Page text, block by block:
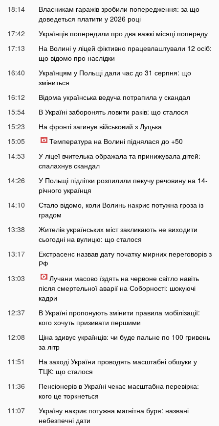
18:14
Власникам гаражів зробили попередження: за що
доведеться платити у 2026 році
17:42
Українців попередили про два важкі місяці попереду
17:13
На Волині у ліцей фіктивно працевлаштували 12 осіб:
що відомо про наслідки
16:40
Українцям у Польщі дали час до 31 серпня: що
зміниться
16:12
Відома українська ведуча потрапила у скандал
15:54
В Україні заборонять ловити раків: що сталося
15:23
На фронті загинув військовий з Луцька
15:05
Температура на Волині піднялася до +50
14:53
У ліцеї вчителька ображала та принижувала дітей:
спалахнув скандал
14:26
У Польщі підлітки розпилили пекучу речовину на 14-
річного українця
14:10
Стало відомо, коли Волинь накриє потужна гроза із
градом
13:38
Жителів українських міст закликають не виходити
сьогодні на вулицю: що сталося
13:17
Екстрасенс назвав дату початку мирних переговорів з
РФ
13:03
Лучани масово їздять на червоне світло навіть
після смертельної аварії на Соборності: шокуючі
кадри
12:37
В Україні пропонують змінити правила мобілізації:
кого хочуть призивати першими
12:08
Ціна здивує українців: чи буде пальне по 100 гривень
за літр
11:51
На заході України проводять масштабні обшуки у
ТЦК: що сталося
11:36
Пенсіонерів в Україні чекає масштабна перевірка:
кого це торкнеться
11:07
Україну накриє потужна магнітна буря: названі
небезпечні дати